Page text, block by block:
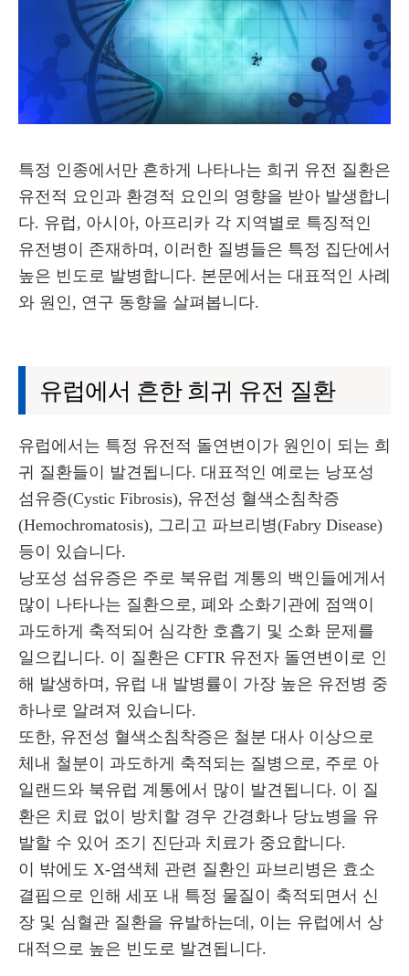
특정 인종에서만 흔하게 나타나는 희귀 유전 질환은
유전적 요인과 환경적 요인의 영향을 받아 발생합니
다. 유럽, 아시아, 아프리카 각 지역별로 특징적인
유전병이 존재하며, 이러한 질병들은 특정 집단에서
높은 빈도로 발병합니다. 본문에서는 대표적인 사례
와 원인, 연구 동향을 살펴봅니다.
유럽에서 흔한 희귀 유전 질환
유럽에서는 특정 유전적 돌연변이가 원인이 되는 희
귀 질환들이 발견됩니다. 대표적인 예로는 낭포성
섬유증(Cystic Fibrosis), 유전성 혈색소침착증
(Hemochromatosis), 그리고 파브리병(Fabry Disease)
등이 있습니다.
낭포성 섬유증은 주로 북유럽 계통의 백인들에게서
많이 나타나는 질환으로, 폐와 소화기관에 점액이
과도하게 축적되어 심각한 호흡기 및 소화 문제를
일으킵니다. 이 질환은 CFTR 유전자 돌연변이로 인
해 발생하며, 유럽 내 발병률이 가장 높은 유전병 중
하나로 알려져 있습니다.
또한, 유전성 혈색소침착증은 철분 대사 이상으로
체내 철분이 과도하게 축적되는 질병으로, 주로 아
일랜드와 북유럽 계통에서 많이 발견됩니다. 이 질
환은 치료 없이 방치할 경우 간경화나 당뇨병을 유
발할 수 있어 조기 진단과 치료가 중요합니다.
이 밖에도 X-염색체 관련 질환인 파브리병은 효소
결핍으로 인해 세포 내 특정 물질이 축적되면서 신
장 및 심혈관 질환을 유발하는데, 이는 유럽에서 상
대적으로 높은 빈도로 발견됩니다.